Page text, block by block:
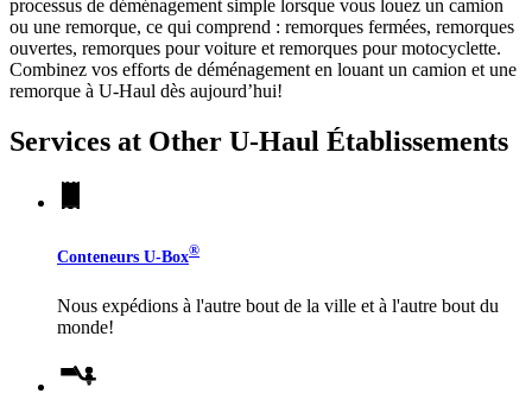
processus de déménagement simple lorsque vous louez un camion
ou une remorque, ce qui comprend : remorques fermées, remorques
ouvertes, remorques pour voiture et remorques pour motocyclette.
Combinez vos efforts de déménagement en louant un camion et une
remorque à U-Haul dès aujourd’hui!
Services at Other U-Haul Établissements
Conteneurs U-Box®
Nous expédions à l'autre bout de la ville et à l'autre bout du
monde!